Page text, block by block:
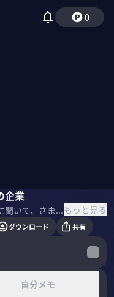
0
企業
現場社員1000人以上に聞いて、さまざまな角度から企業の特徴を図表にまとめたジャーナリストの渡邉正裕氏に、いい会社の選び方を聞きました。 ＜ゲスト＞ 渡邉正裕／ジャーナリスト・MyNewsJapanオーナー（もっと見る
ダウンロード 共有
自分メモ